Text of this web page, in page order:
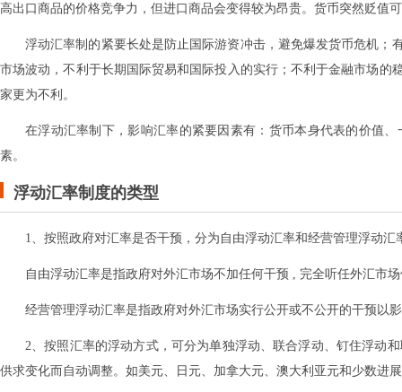
高出口商品的价格竞争力，但进口商品会变得较为昂贵。货币突然贬值
浮动汇率制的紧要长处是防止国际游资冲击，避免爆发货币危机
市场波动，不利于长期国际贸易和国际投入的实行；不利于金融市场
家更为不利。
在浮动汇率制下，影响汇率的紧要因素有：货币本身代表的价值
素。
浮动汇率制度的类型
1、按照政府对汇率是否干预，分为自由浮动汇率和经营管理浮动汇
自由浮动汇率是指政府对外汇市场不加任何干预 , 完全听任外汇市
经营管理浮动汇率是指政府对外汇市场实行公开或不公开的干预以
2、按照汇率的浮动方式，可分为单独浮动、联合浮动、钉住浮动
供求变化而自动调整。如美元、日元、加拿大元、澳大利亚元和少数进